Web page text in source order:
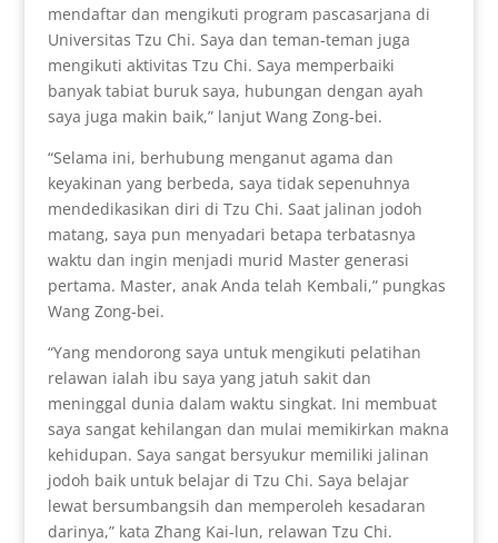
mendaftar dan mengikuti program pascasarjana di
Universitas Tzu Chi. Saya dan teman-teman juga
mengikuti aktivitas Tzu Chi. Saya memperbaiki
banyak tabiat buruk saya, hubungan dengan ayah
saya juga makin baik,” lanjut Wang Zong-bei.
“Selama ini, berhubung menganut agama dan
keyakinan yang berbeda, saya tidak sepenuhnya
mendedikasikan diri di Tzu Chi. Saat jalinan jodoh
matang, saya pun menyadari betapa terbatasnya
waktu dan ingin menjadi murid Master generasi
pertama. Master, anak Anda telah Kembali,” pungkas
Wang Zong-bei.
“Yang mendorong saya untuk mengikuti pelatihan
relawan ialah ibu saya yang jatuh sakit dan
meninggal dunia dalam waktu singkat. Ini membuat
saya sangat kehilangan dan mulai memikirkan makna
kehidupan. Saya sangat bersyukur memiliki jalinan
jodoh baik untuk belajar di Tzu Chi. Saya belajar
lewat bersumbangsih dan memperoleh kesadaran
darinya,” kata Zhang Kai-lun, relawan Tzu Chi.